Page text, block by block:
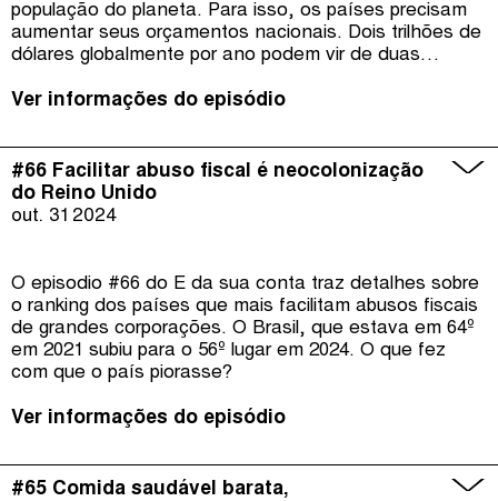
população do planeta. Para isso, os países precisam
aumentar seus orçamentos nacionais. Dois trilhões de
dólares globalmente por ano podem vir de duas
dos super ricos.
Ver informações do episódio
out. 31 2024
#66 Facilitar abuso fiscal é neocolonização
do Reino Unido
O episodio #66 do É da sua conta traz detalhes sobre
o ranking dos países que mais facilitam abusos fiscais
de grandes corporações. O Brasil, que estava em 64º
em 2021 subiu para o 56º lugar em 2024. O que fez
com que o país piorasse?
Ver informações do episódio
#65 Comida saudável barata,